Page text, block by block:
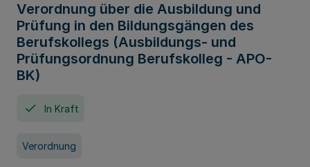
Verordnung über die Ausbildung und
Prüfung in den Bildungsgängen des
Berufskollegs (Ausbildungs- und
Prüfungsordnung Berufskolleg - APO-
BK)
In Kraft
Verordnung